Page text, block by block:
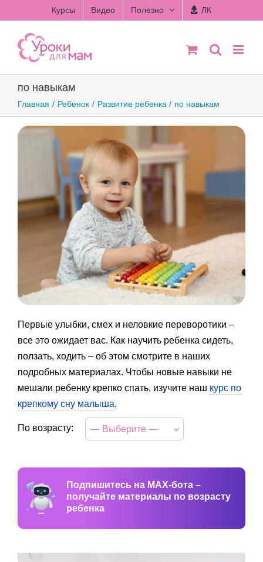
to
content
Курсы Видео Полезно ЛК
по навыкам
Главная Ребенок Развитие ребенка по навыкам
Первые улыбки, смех и неловкие переворотики –
все это ожидает вас. Как научить ребенка сидеть,
ползать, ходить – об этом смотрите в наших
подробных материалах. Чтобы новые навыки не
мешали ребенку крепко спать, изучите наш курс по
крепкому сну малыша.
По возрасту: — Выберите —
Подпишитесь на MAX-бота –
получайте материалы по возрасту
ребенка